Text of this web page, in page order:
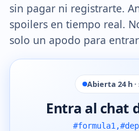
sin pagar ni registrarte.
spoilers en tiempo real.
solo un apodo para
Abierta 24 h
Entra al chat